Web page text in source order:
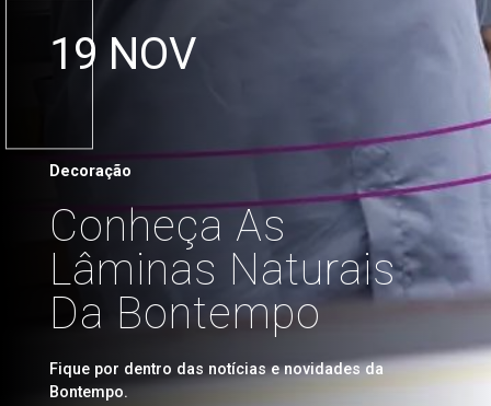
19 NOV
Decoração
Conheça As
Lâminas Naturais
Da Bontempo
Fique por dentro das notícias e novidades da
Bontempo.